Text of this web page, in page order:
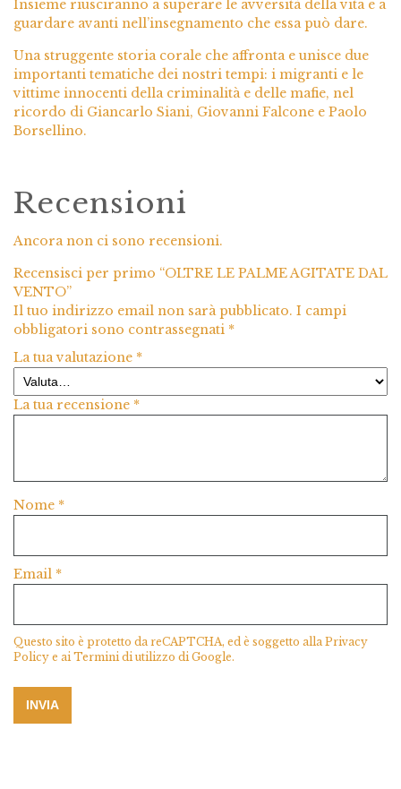
Insieme riusciranno a superare le avversità della vita e a
guardare avanti nell’insegnamento che essa può dare.
Una struggente storia corale che affronta e unisce due
importanti tematiche dei nostri tempi: i migranti e le
vittime innocenti della criminalità e delle mafie, nel
ricordo di Giancarlo Siani, Giovanni Falcone e Paolo
Borsellino.
Recensioni
Ancora non ci sono recensioni.
Recensisci per primo “OLTRE LE PALME AGITATE DAL
VENTO”
Il tuo indirizzo email non sarà pubblicato. I campi
obbligatori sono contrassegnati *
La tua valutazione *
La tua recensione *
Nome *
Email *
Questo sito è protetto da reCAPTCHA, ed è soggetto allaPrivacy
Policy e aiTermini di utilizzo di Google.